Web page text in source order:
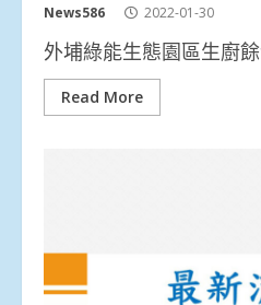
News586 2022-01-30
外埔綠能生態園區生廚
Read More